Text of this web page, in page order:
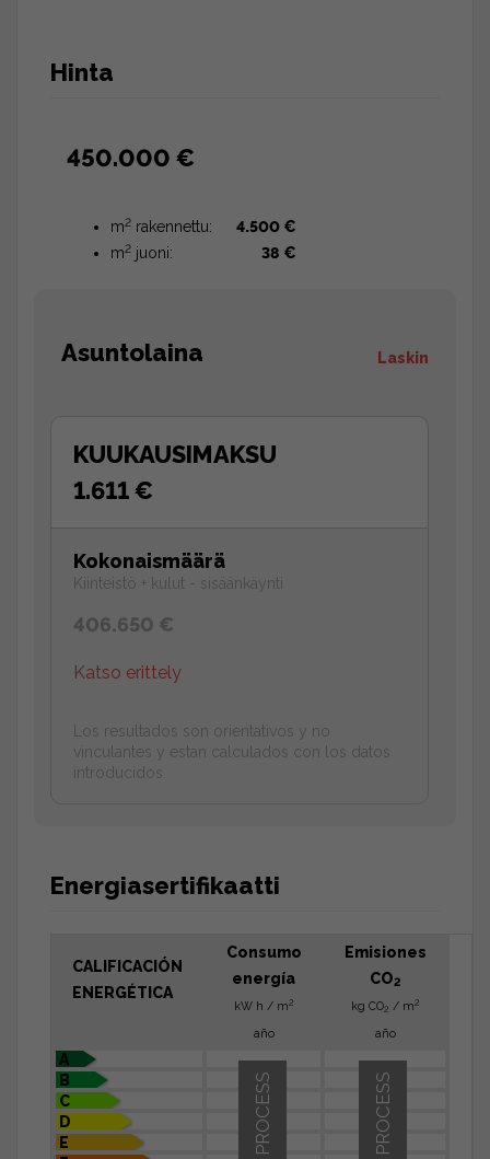
Hinta
450.000 €
m2 rakennettu:
4.500 €
m2 juoni: 38 €
Asuntolaina Laskin
KUUKAUSIMAKSU
1.611 €
Kokonaismäärä
Kiinteistö + kulut - sisäänkäynti
406.650 €
Katso erittely
Los resultados son orientativos y no
vinculantes y estan calculados con los datos
introducidos.
Energiasertifikaatti
CALIFICACIÓN
ENERGÉTICA
Consumo
energía
kW h / m2
año
Emisiones
CO2
kg CO2 / m2
año
A
B
C
D
E
IN PROCESS
IN PROCESS